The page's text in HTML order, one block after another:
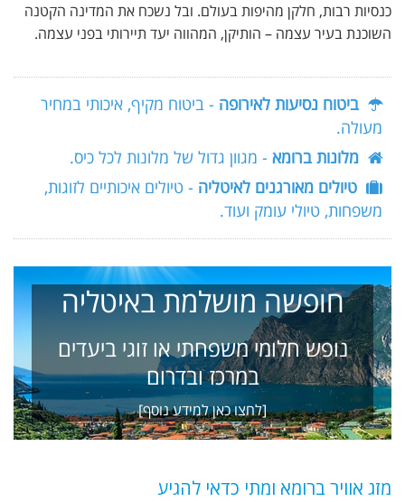
כנסיות רבות, חלקן מהיפות בעולם. ובל נשכח את המדינה הקטנה
השוכנת בעיר עצמה – הותיקן, המהווה יעד תיירותי בפני עצמה.
ביטוח נסיעות לאירופה - ביטוח מקיף, איכותי במחיר
מעולה.
מלונות ברומא - מגוון גדול של מלונות לכל כיס.
טיולים מאורגנים לאיטליה - טיולים איכותיים לזוגות,
משפחות, טיולי עומק ועוד.
חופשה מושלמת באיטליה
נופש חלומי משפחתי או זוגי ביעדים
במרכז ובדרום
[לחצו כאן למידע נוסף]
מזג אוויר ברומא ומתי כדאי להגיע